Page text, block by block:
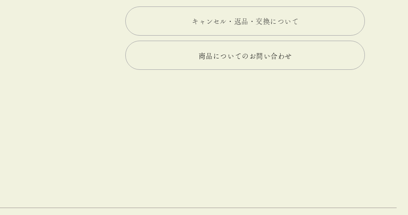
キャンセル・返品・交換について
商品についてのお問い合わせ